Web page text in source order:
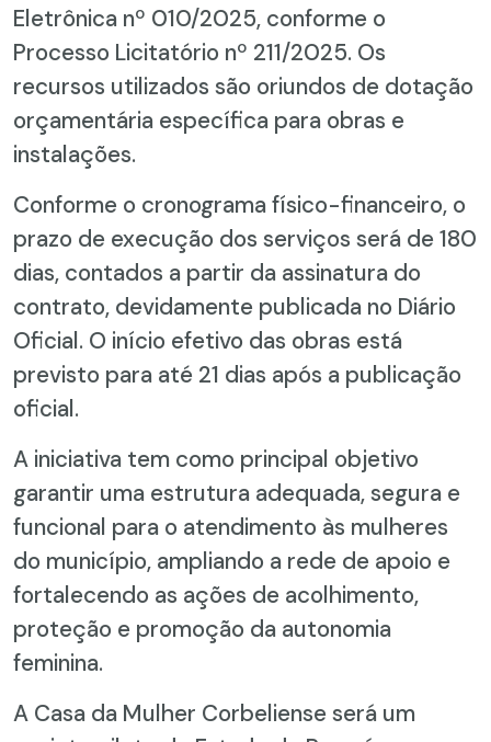
Eletrônica nº 010/2025, conforme o
Processo Licitatório nº 211/2025. Os
recursos utilizados são oriundos de dotação
orçamentária específica para obras e
instalações.
Conforme o cronograma físico-financeiro, o
prazo de execução dos serviços será de 180
dias, contados a partir da assinatura do
contrato, devidamente publicada no Diário
Oficial. O início efetivo das obras está
previsto para até 21 dias após a publicação
oficial.
A iniciativa tem como principal objetivo
garantir uma estrutura adequada, segura e
funcional para o atendimento às mulheres
do município, ampliando a rede de apoio e
fortalecendo as ações de acolhimento,
proteção e promoção da autonomia
feminina.
A Casa da Mulher Corbeliense será um